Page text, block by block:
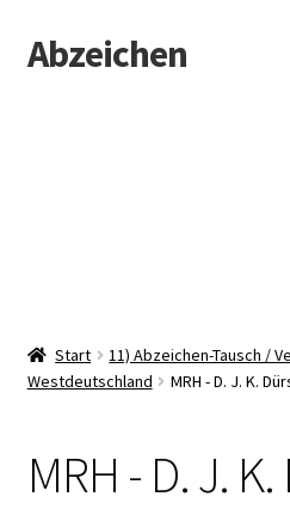
Zur
Navigation
Zum
Inhalt
Abzeichen
Start 11) Abzeichen-Tausch /
Westdeutschland
MRH - D. J. K.
MRH - D. J.